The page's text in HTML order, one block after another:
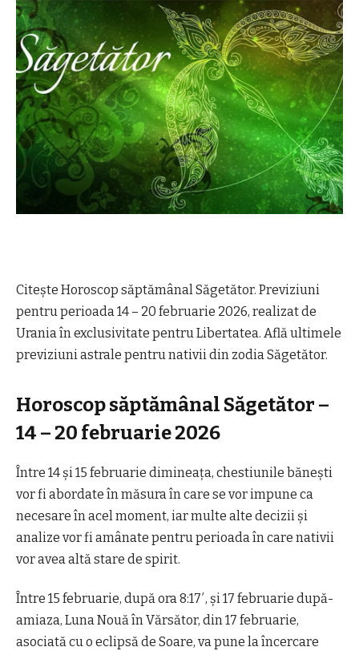
Citește Horoscop săptămânal Săgetător. Previziuni
pentru perioada 14 – 20 februarie 2026, realizat de
Urania în exclusivitate pentru Libertatea. Află ultimele
previziuni astrale pentru nativii din zodia Săgetător.
Horoscop săptămânal Săgetător –
14 – 20 februarie 2026
Între 14 și 15 februarie dimineața, chestiunile bănești
vor fi abordate în măsura în care se vor impune ca
necesare în acel moment, iar multe alte decizii și
analize vor fi amânate pentru perioada în care nativii
vor avea altă stare de spirit.
Între 15 februarie, după ora 8:17′, și 17 februarie după-
amiaza, Luna Nouă în Vărsător, din 17 februarie,
asociată cu o eclipsă de Soare, va pune la încercare